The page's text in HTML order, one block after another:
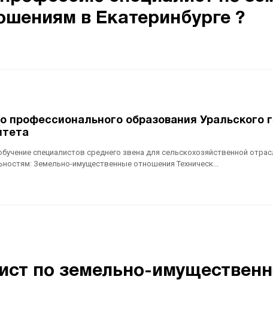
в Екатеринбурге ?
профессионального образования Уральского
специалистов среднего звена для сельскохозяйственной
Земельно-имущественные отношения Техническ...
по земельно-